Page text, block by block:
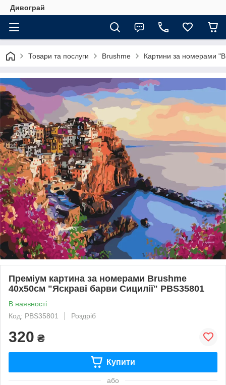
Дивограй
Товари та послуги Brushme Картини за номерами
Преміум картина за номерами Brushme
40x50см "Яскраві барви Сицилії" PBS35801
В наявності
Код: PBS35801
Роздріб
320 ₴
Купити
або